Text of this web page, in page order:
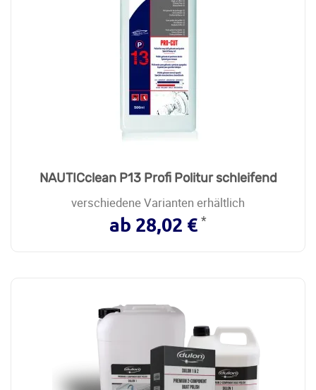
NAUTICclean P13 Profi Politur schleifend
verschiedene Varianten erhältlich
ab 28,02 € *